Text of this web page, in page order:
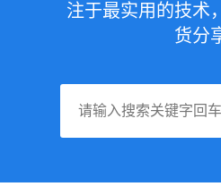
注于最实用的技术
货分